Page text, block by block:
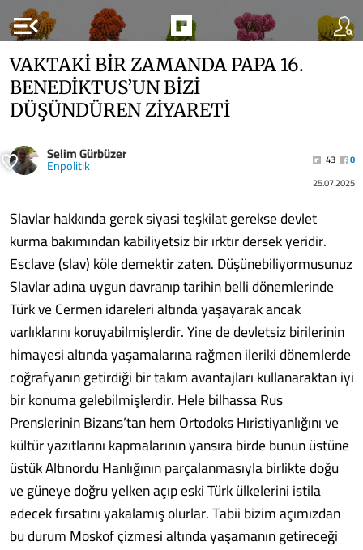
menu_open
VAKTAKİ BİR ZAMANDA PAPA 16.
BENEDİKTUS’UN BİZİ
DÜŞÜNDÜREN ZİYARETİ
Selim Gürbüzer
Enpolitik 43
0
25.07.2025
Slavlar hakkında gerek siyasi teşkilat gerekse devlet
kurma bakımından kabiliyetsiz bir ırktır dersek yeridir.
Esclave (slav) köle demektir zaten. Düşünebiliyormusunuz
Slavlar adına uygun davranıp tarihin belli dönemlerinde
Türk ve Cermen idareleri altında yaşayarak ancak
varlıklarını koruyabilmişlerdir. Yine de devletsiz birilerinin
himayesi altında yaşamalarına rağmen ileriki dönemlerde
coğrafyanın getirdiği bir takım avantajları kullanaraktan iyi
bir konuma gelebilmişlerdir. Hele bilhassa Rus
Prenslerinin Bizans’tan hem Ortodoks Hıristiyanlığını ve
kültür yazıtlarını kapmalarının yansıra birde bunun üstüne
üstük Altınordu Hanlığının parçalanmasıyla birlikte doğu
ve güneye doğru yelken açıp eski Türk ülkelerini istila
edecek fırsatını yakalamış olurlar. Tabii bizim açımızdan
bu durum Moskof çizmesi altında yaşamanın getireceği